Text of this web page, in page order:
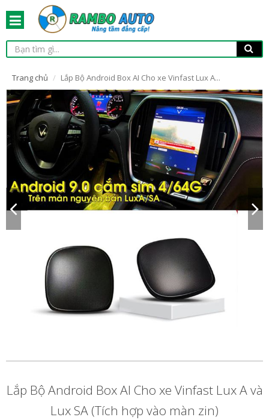
Trang chủ Lắp Bộ Android Box AI Cho xe Vinfast Lux A...
Lắp Bộ Android Box AI Cho xe Vinfast Lux A và
Lux SA (Tích hợp vào màn zin)